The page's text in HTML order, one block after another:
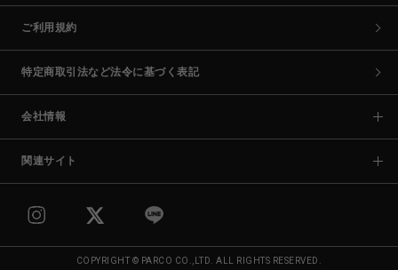
ご利用規約
特定商取引法など法令に基づく表記
会社情報
関連サイト
COPYRIGHT © PARCO CO.,LTD. ALL RIGHTS RESERVED.